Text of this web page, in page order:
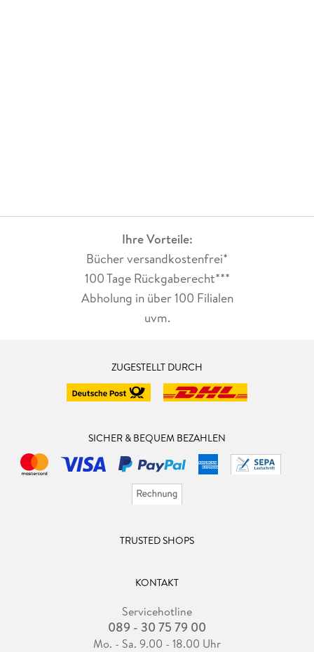
Ihre Vorteile:
Bücher versandkostenfrei*
100 Tage Rückgaberecht***
Abholung in über 100 Filialen
uvm.
ZUGESTELLT DURCH
SICHER & BEQUEM BEZAHLEN
TRUSTED SHOPS
KONTAKT
Servicehotline
089 - 30 75 79 00
Mo. - Sa. 9.00 - 18.00 Uhr